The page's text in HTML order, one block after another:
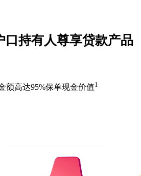
口持有人尊享贷款产品
额高达95%保单现金价值1